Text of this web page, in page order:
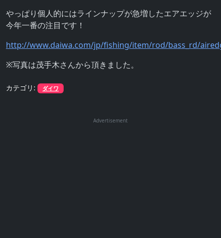
やっぱり個人的にはラインナップが急増したエアエッジが
今年一番の注目です！
http://www.daiwa.com/jp/fishing/item/rod/bass_rd/
※写真は茂手木さんから頂きました。
カテゴリ: ダイワ
Advertisement